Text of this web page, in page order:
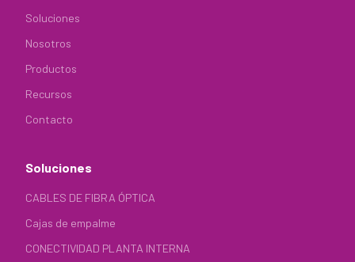
Soluciones
Nosotros
Productos
Recursos
Contacto
Soluciones
CABLES DE FIBRA ÓPTICA
Cajas de empalme
CONECTIVIDAD PLANTA INTERNA